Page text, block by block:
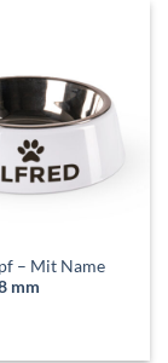
– Mit Name
mm